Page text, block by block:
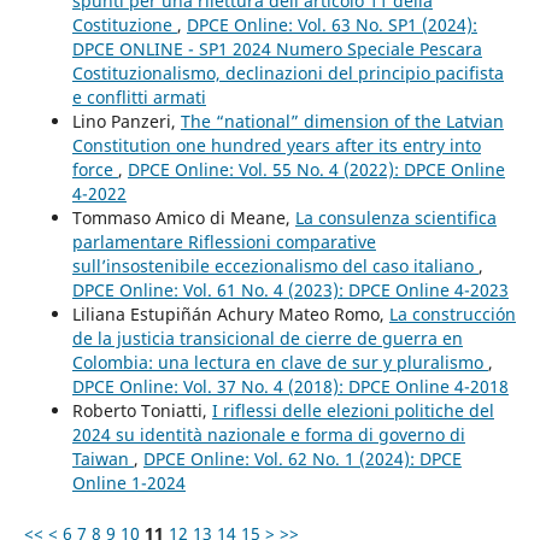
Costituzione , DPCE Online: Vol. 63 No. SP1 (2024):
DPCE ONLINE - SP1 2024 Numero Speciale Pescara
Costituzionalismo, declinazioni del principio pacifista
e conflitti armati
Lino Panzeri, The “national” dimension of the Latvian
Constitution one hundred years after its entry into
force , DPCE Online: Vol. 55 No. 4 (2022): DPCE Online
4-2022
Tommaso Amico di Meane, La consulenza scientifica
parlamentare Riflessioni comparative
sull’insostenibile eccezionalismo del caso italiano ,
DPCE Online: Vol. 61 No. 4 (2023): DPCE Online 4-2023
Liliana Estupiñán Achury Mateo Romo, La construcción
de la justicia transicional de cierre de guerra en
Colombia: una lectura en clave de sur y pluralismo ,
DPCE Online: Vol. 37 No. 4 (2018): DPCE Online 4-2018
Roberto Toniatti, I riflessi delle elezioni politiche del
2024 su identità nazionale e forma di governo di
Taiwan , DPCE Online: Vol. 62 No. 1 (2024): DPCE
Online 1-2024
<< < 6 7 8 9 10 11 12 13 14 15 > >>